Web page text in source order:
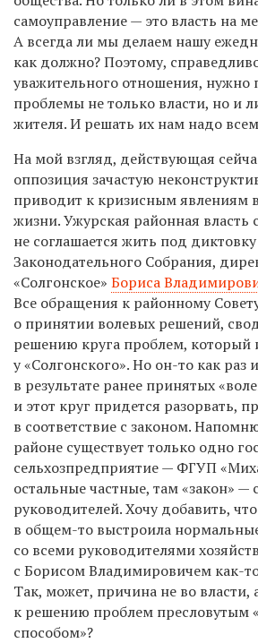
самоуправление — это власть на
А всегда ли мы делаем нашу
как должно? Поэтому,
уважительного отношения, нужно
проблемы не только власти, но и
жителя. И решать их нам надо
На мой взгляд, действующая
оппозиция зачастую
приводит к кризисным явлениям
жизни. Ужурская районная власть
не соглашается жить под
Законодательного Собрания,
«Солгонское» Бориса
Все обращения к районному
о принятии волевых решений,
решению круга проблем, который
у «Солгонского». Но он-то как раз
в результате ранее принятых
и этот круг придется разорвать,
в соответствие с законом.
районе существует только одно
сельхозпредприятие — ФГУП
остальные частные, там «закон» —
руководителей. Хочу добавить,
в общем-то выстроила
со всеми руководителями
с Борисом Владимировичем как-то
Так, может, причина не во власти,
к решению проблем пресловутым
способом»?